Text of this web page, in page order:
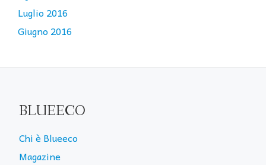
Luglio 2016
Giugno 2016
BLUEECO
Chi è Blueeco
Magazine